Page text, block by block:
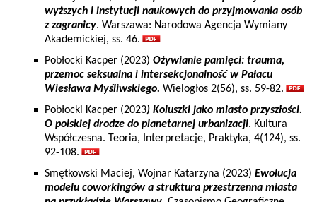
wyższych i instytucji naukowych do przyjmowania osób
z zagranicy. Warszawa: Narodowa Agencja Wymiany
Akademickiej, ss. 46.
Pobłocki Kacper (2023) Ożywianie pamięci: trauma,
przemoc seksualna i intersekcjonalność w Pałacu
Wiesława Myśliwskiego. Wielogłos 2(56), ss. 59-82.
Pobłocki Kacper (2023) Koluszki jako miasto przyszłości.
O polskiej drodze do planetarnej urbanizacji. Kultura
Współczesna. Teoria, Interpretacje, Praktyka, 4(124), ss.
92-108.
Smętkowski Maciej, Wojnar Katarzyna (2023) Ewolucja
modelu coworkingów a struktura przestrzenna miasta